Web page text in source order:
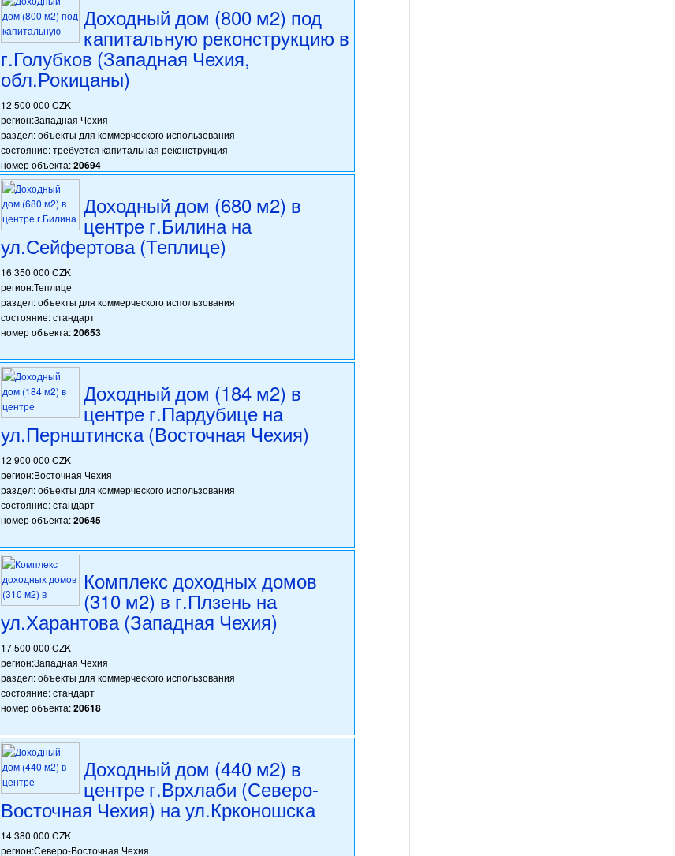
Доходный дом (800 м2) под
капитальную реконструкцию в
г.Голубков (Западная Чехия,
обл.Рокицаны)
12 500 000 CZK
регион:Западная Чехия
раздел: объекты для коммерческого использования
состояние: требуется капитальная реконструкция
номер объекта:20694
Доходный дом (680 м2) в
центре г.Билина на
ул.Сейфертова (Теплице)
16 350 000 CZK
регион:Теплице
раздел: объекты для коммерческого использования
состояние: стандарт
номер объекта:20653
Доходный дом (184 м2) в
центре г.Пардубице на
ул.Пернштинска (Восточная Чехия)
12 900 000 CZK
регион:Восточная Чехия
раздел: объекты для коммерческого использования
состояние: стандарт
номер объекта:20645
Комплекс доходных домов
(310 м2) в г.Плзень на
ул.Харантова (Западная Чехия)
17 500 000 CZK
регион:Западная Чехия
раздел: объекты для коммерческого использования
состояние: стандарт
номер объекта:20618
Доходный дом (440 м2) в
центре г.Врхлаби (Северо-
Восточная Чехия) на ул.Крконошска
14 380 000 CZK
регион:Северо-Восточная Чехия